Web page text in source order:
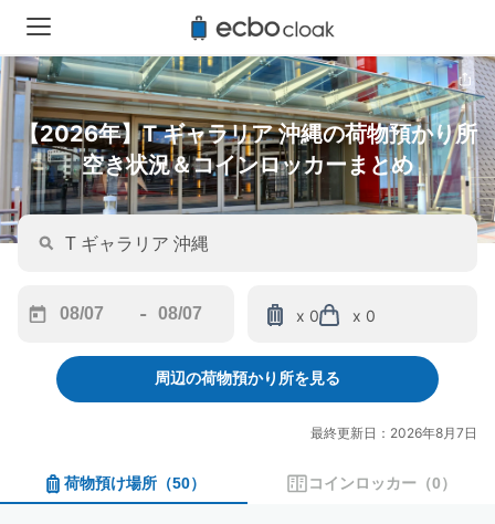
【2026年】T ギャラリア 沖縄の荷物預かり所
空き状況＆コインロッカーまとめ
forward
interact
calendar
and
-
backward
to
interact
calendar
and
x 0 x 0
周辺の荷物預かり所を見る
最終更新日：2026年8月7日
荷物預け場所 （50） コインロッカー （0）